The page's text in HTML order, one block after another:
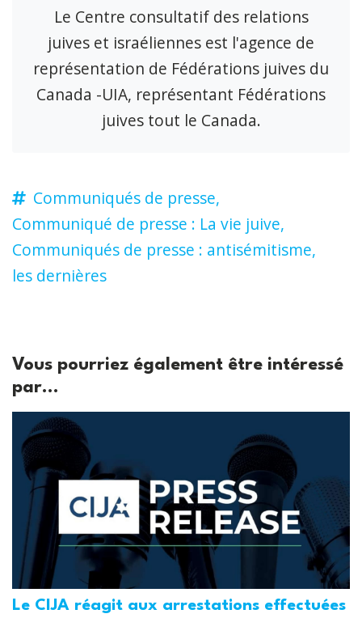
Le Centre consultatif des relations
juives et israéliennes est l'agence de
représentation de Fédérations juives du
Canada -UIA, représentant Fédérations
juives tout le Canada.
Communiqués de presse,
Communiqué de presse : La vie juive,
Communiqués de presse : antisémitisme,
les dernières
Vous pourriez également être intéressé
par...
Le CIJA réagit aux arrestations effectuées